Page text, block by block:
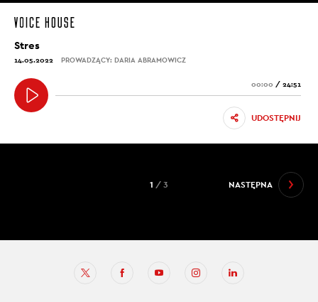
Stres
14.05.2022 PROWADZĄCY: DARIA ABRAMOWICZ
00:00 / 24:51
UDOSTĘPNIJ
NASTĘPNA
1 / 3